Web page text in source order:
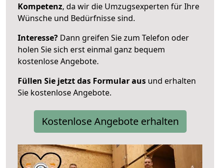
Kompetenz, da wir die Umzugsexperten für Ihre
Wünsche und Bedürfnisse sind.
Interesse? Dann greifen Sie zum Telefon oder
holen Sie sich erst einmal ganz bequem
kostenlose Angebote.
Füllen Sie jetzt das Formular aus und erhalten
Sie kostenlose Angebote.
Kostenlose Angebote erhalten